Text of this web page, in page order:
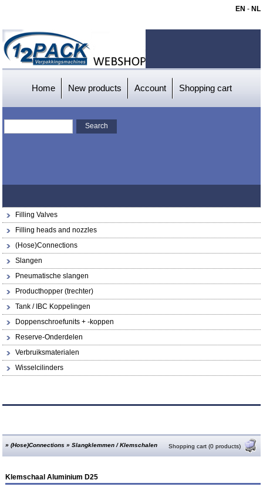
EN - NL
Home New products Account Shopping cart
Filling Valves
Filling heads and nozzles
(Hose)Connections
Slangen
Pneumatische slangen
Producthopper (trechter)
Tank / IBC Koppelingen
Doppenschroefunits + -koppen
Reserve-Onderdelen
Verbruiksmaterialen
Wisselcilinders
»(Hose)Connections »Slangklemmen / Klemschalen Shopping cart (0 products)
Klemschaal Aluminium D25